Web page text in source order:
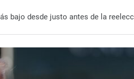
bajo desde justo antes de la